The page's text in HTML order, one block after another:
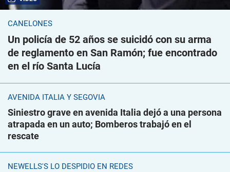
CANELONES
Un policía de 52 años se suicidó con su arma
de reglamento en San Ramón; fue encontrado
en el río Santa Lucía
AVENIDA ITALIA Y SEGOVIA
Siniestro grave en avenida Italia dejó a una persona
atrapada en un auto; Bomberos trabajó en el
rescate
NEWELLS'S LO DESPIDIÓ EN REDES